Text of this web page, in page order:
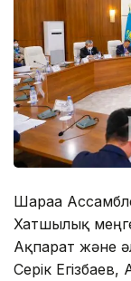
Шараға
Хатшылық
Ақпарат және
Серік